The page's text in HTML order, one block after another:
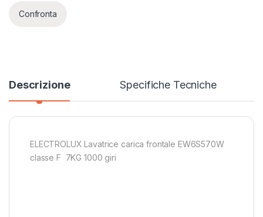
Confronta
Descrizione Specifiche Tecniche
ELECTROLUX Lavatrice carica frontale EW6S570W
classe F 7KG 1000 giri